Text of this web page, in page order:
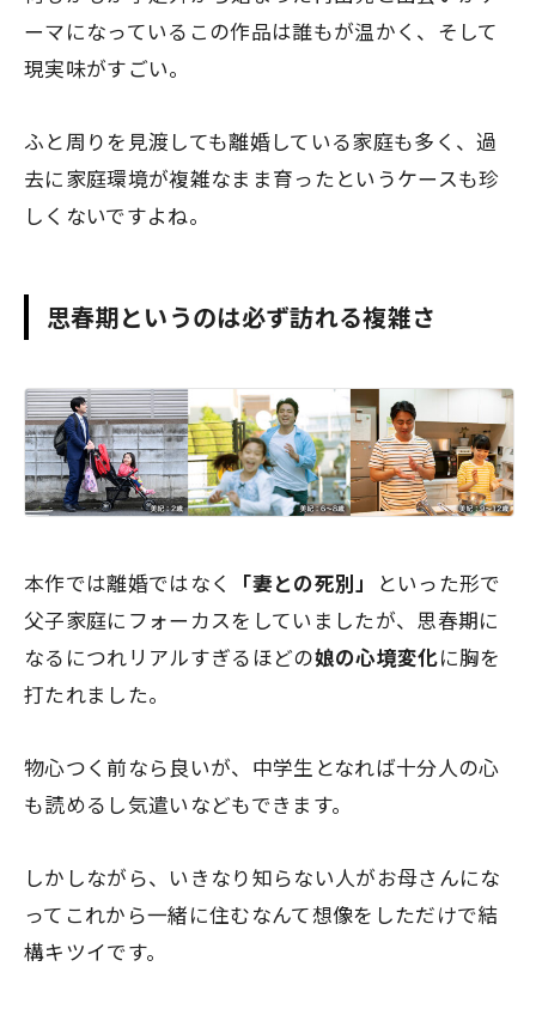
ーマになっているこの作品は誰もが温かく、そして
現実味がすごい。
ふと周りを見渡しても離婚している家庭も多く、過
去に家庭環境が複雑なまま育ったというケースも珍
しくないですよね。
思春期というのは必ず訪れる複雑さ
本作では離婚ではなく 「妻との死別」
といった形で
父子家庭にフォーカスをしていましたが、思春期に
なるにつれリアルすぎるほどの娘の心境変化に胸を
打たれました。
物心つく前なら良いが、中学生となれば十分人の心
も読めるし気遣いなどもできます。
しかしながら、 いきなり知らない人がお母さんにな
ってこれから一緒に住むなんて想像をしただけで結
構キツイです。